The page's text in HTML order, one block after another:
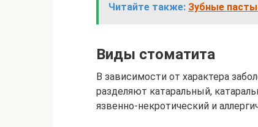
Читайте также: Зубные
Виды стоматита
В зависимости от характера
разделяют катаральный,
язвенно-некротический и